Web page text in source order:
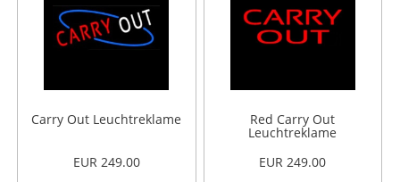
Carry Out Leuchtreklame
EUR 249.00
Red Carry Out
Leuchtreklame
EUR 249.00